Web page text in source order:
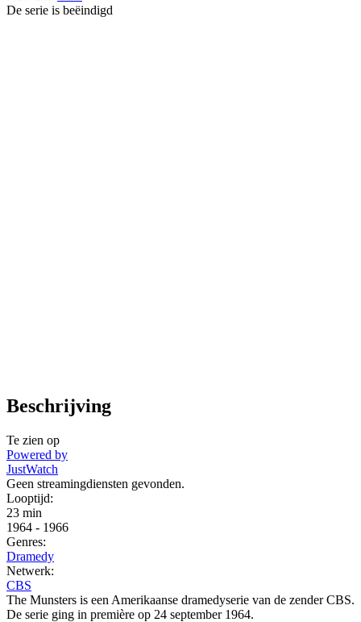
De serie is beëindigd
Beschrijving
Te zien op
Powered by
JustWatch
Geen streamingdiensten gevonden.
Looptijd:
23 min
1964 - 1966
Genres:
Dramedy
Netwerk:
CBS
The Munsters is een Amerikaanse dramedyserie van de zender CBS.
De serie ging in première op 24 september 1964.